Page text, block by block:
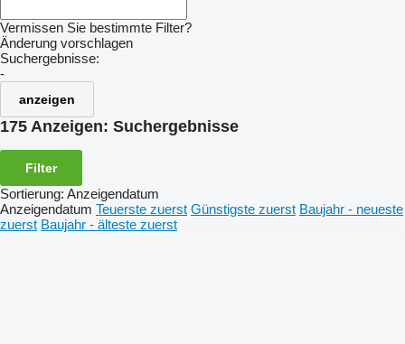
Vermissen Sie bestimmte Filter?
Änderung vorschlagen
Suchergebnisse:
-
anzeigen
175 Anzeigen: Suchergebnisse
Filter
Sortierung: Anzeigendatum
Anzeigendatum Teuerste zuerst Günstigste zuerst Baujahr - neueste
zuerst Baujahr - älteste zuerst